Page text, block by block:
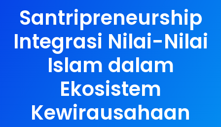
Santripreneurship
Integrasi Nilai-Nilai
Islam dalam
Ekosistem
Kewirausahaan